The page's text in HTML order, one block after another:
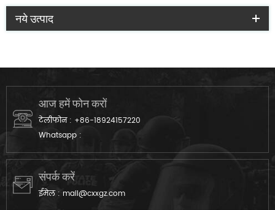
नये उत्पाद
आज हमें फोन करों
टेलीफोन : +86-18924157220
Whatsapp :
संपर्क करें
ईमेल : mail@cxxgz.com